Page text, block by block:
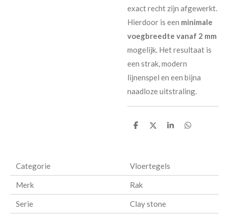
exact recht zijn afgewerkt.
Hierdoor is een minimale
voegbreedte vanaf 2 mm
mogelijk. Het resultaat is
een strak, modern
lijnenspel en een bijna
naadloze uitstraling.
D
D
S
D
Categorie Vloertegels
Merk Rak
Serie Clay stone